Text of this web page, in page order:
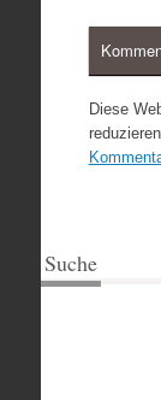
Diese
Suche